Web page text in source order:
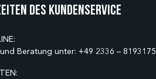
des Kundenservice
Beratung unter: +49 2336 – 8193175